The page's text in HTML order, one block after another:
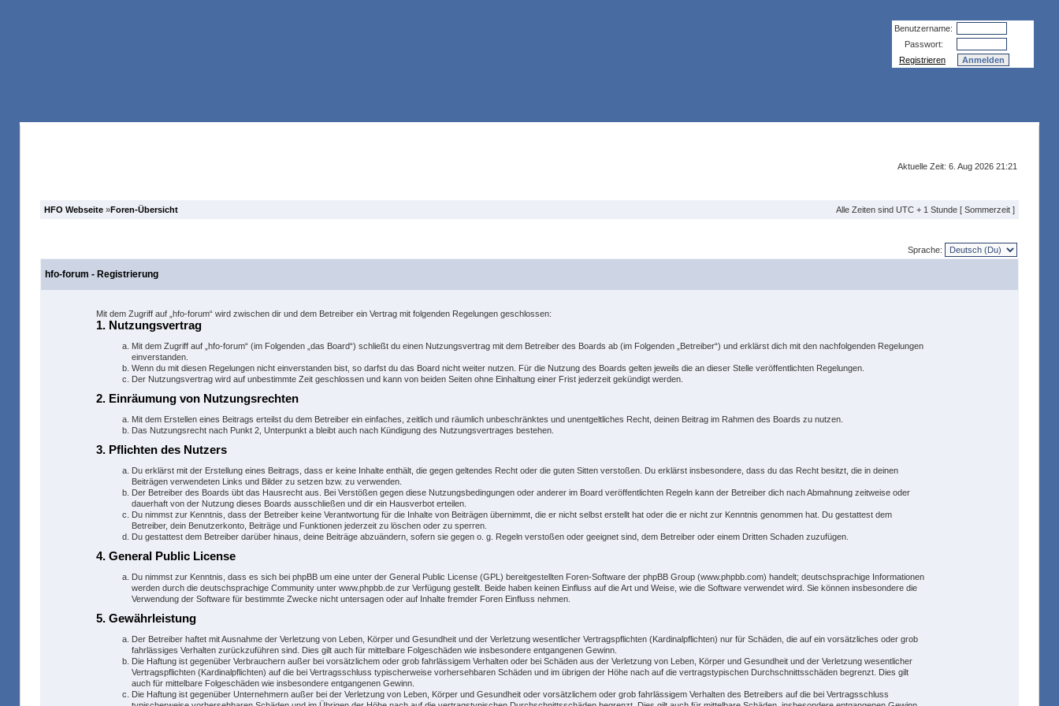
Benutzername:
Passwort:
Registrieren
Aktuelle Zeit: 6. Aug 2026 21:21
HFO Webseite »Foren-Übersicht Alle Zeiten sind UTC + 1 Stunde [ Sommerzeit ]
Sprache:
hfo-forum - Registrierung
Mit dem Zugriff auf „hfo-forum“ wird zwischen dir und dem Betreiber ein Vertrag mit folgenden Regelungen geschlossen:
1. Nutzungsvertrag
Mit dem Zugriff auf „hfo-forum“ (im Folgenden „das Board“) schließt du einen Nutzungsvertrag mit dem Betreiber des Boards ab (im Folgenden „Betreiber“) und erklärst dich mit den nachfolgenden Regelungen
einverstanden.
Wenn du mit diesen Regelungen nicht einverstanden bist, so darfst du das Board nicht weiter nutzen. Für die Nutzung des Boards gelten jeweils die an dieser Stelle veröffentlichten Regelungen.
Der Nutzungsvertrag wird auf unbestimmte Zeit geschlossen und kann von beiden Seiten ohne Einhaltung einer Frist jederzeit gekündigt werden.
2. Einräumung von Nutzungsrechten
Mit dem Erstellen eines Beitrags erteilst du dem Betreiber ein einfaches, zeitlich und räumlich unbeschränktes und unentgeltliches Recht, deinen Beitrag im Rahmen des Boards zu nutzen.
Das Nutzungsrecht nach Punkt 2, Unterpunkt a bleibt auch nach Kündigung des Nutzungsvertrages bestehen.
3. Pflichten des Nutzers
Du erklärst mit der Erstellung eines Beitrags, dass er keine Inhalte enthält, die gegen geltendes Recht oder die guten Sitten verstoßen. Du erklärst insbesondere, dass du das Recht besitzt, die in deinen
Beiträgen verwendeten Links und Bilder zu setzen bzw. zu verwenden.
Der Betreiber des Boards übt das Hausrecht aus. Bei Verstößen gegen diese Nutzungsbedingungen oder anderer im Board veröffentlichten Regeln kann der Betreiber dich nach Abmahnung zeitweise oder
dauerhaft von der Nutzung dieses Boards ausschließen und dir ein Hausverbot erteilen.
Du nimmst zur Kenntnis, dass der Betreiber keine Verantwortung für die Inhalte von Beiträgen übernimmt, die er nicht selbst erstellt hat oder die er nicht zur Kenntnis genommen hat. Du gestattest dem
Betreiber, dein Benutzerkonto, Beiträge und Funktionen jederzeit zu löschen oder zu sperren.
Du gestattest dem Betreiber darüber hinaus, deine Beiträge abzuändern, sofern sie gegen o. g. Regeln verstoßen oder geeignet sind, dem Betreiber oder einem Dritten Schaden zuzufügen.
4. General Public License
Du nimmst zur Kenntnis, dass es sich bei phpBB um eine unter der General Public License (GPL) bereitgestellten Foren-Software der phpBB Group (www.phpbb.com) handelt; deutschsprachige Informationen
werden durch die deutschsprachige Community unter www.phpbb.de zur Verfügung gestellt. Beide haben keinen Einfluss auf die Art und Weise, wie die Software verwendet wird. Sie können insbesondere die
Verwendung der Software für bestimmte Zwecke nicht untersagen oder auf Inhalte fremder Foren Einfluss nehmen.
5. Gewährleistung
Der Betreiber haftet mit Ausnahme der Verletzung von Leben, Körper und Gesundheit und der Verletzung wesentlicher Vertragspflichten (Kardinalpflichten) nur für Schäden, die auf ein vorsätzliches oder grob
fahrlässiges Verhalten zurückzuführen sind. Dies gilt auch für mittelbare Folgeschäden wie insbesondere entgangenen Gewinn.
Die Haftung ist gegenüber Verbrauchern außer bei vorsätzlichem oder grob fahrlässigem Verhalten oder bei Schäden aus der Verletzung von Leben, Körper und Gesundheit und der Verletzung wesentlicher
Vertragspflichten (Kardinalpflichten) auf die bei Vertragsschluss typischerweise vorhersehbaren Schäden und im übrigen der Höhe nach auf die vertragstypischen Durchschnittsschäden begrenzt. Dies gilt
auch für mittelbare Folgeschäden wie insbesondere entgangenen Gewinn.
Die Haftung ist gegenüber Unternehmern außer bei der Verletzung von Leben, Körper und Gesundheit oder vorsätzlichem oder grob fahrlässigem Verhalten des Betreibers auf die bei Vertragsschluss